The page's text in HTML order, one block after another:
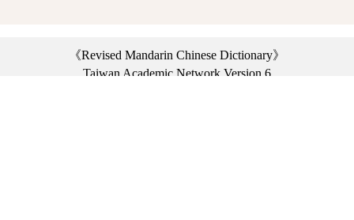
《Revised Mandarin Chinese Dictionary》
Taiwan Academic Network Version 6